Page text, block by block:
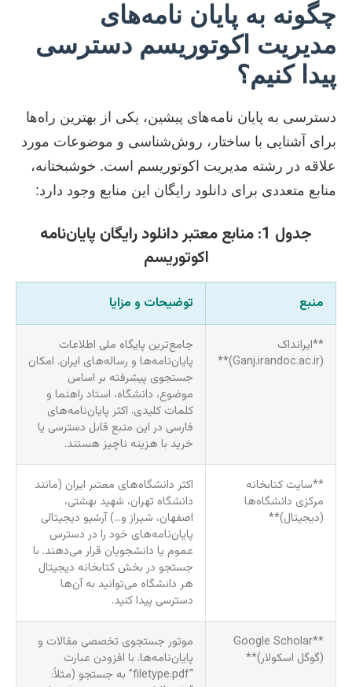
چگونه به پایان نامه‌های
مدیریت اکوتوریسم دسترسی
پیدا کنیم؟
دسترسی به پایان نامه‌های پیشین، یکی از بهترین راه‌ها
برای آشنایی با ساختار، روش‌شناسی و موضوعات مورد
علاقه در رشته مدیریت اکوتوریسم است. خوشبختانه،
منابع متعددی برای دانلود رایگان این منابع وجود دارد:
جدول 1: منابع معتبر دانلود رایگان پایان‌نامه
اکوتوریسم
منبع توضیحات و مزایا
**ایرانداک
(Ganj.irandoc.ac.ir)**
جامع‌ترین پایگاه ملی اطلاعات
پایان‌نامه‌ها و رساله‌های ایران. امکان
جستجوی پیشرفته بر اساس
موضوع، دانشگاه، استاد راهنما و
کلمات کلیدی. اکثر پایان‌نامه‌های
فارسی در این منبع قابل دسترسی یا
خرید با هزینه ناچیز هستند.
**سایت کتابخانه
مرکزی دانشگاه‌ها
(دیجیتال)**
اکثر دانشگاه‌های معتبر ایران (مانند
دانشگاه تهران، شهید بهشتی،
اصفهان، شیراز و…) آرشیو دیجیتالی
پایان‌نامه‌های خود را در دسترس
عموم یا دانشجویان قرار می‌دهند. با
جستجو در بخش کتابخانه دیجیتال
هر دانشگاه می‌توانید به آن‌ها
دسترسی پیدا کنید.
**Google Scholar
(گوگل اسکولار)**
موتور جستجوی تخصصی مقالات و
پایان‌نامه‌ها. با افزودن عبارت
“filetype:pdf” به جستجو (مثلاً: